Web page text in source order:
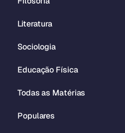
Literatura
Sociologia
Educação Física
Todas as Matérias
Populares